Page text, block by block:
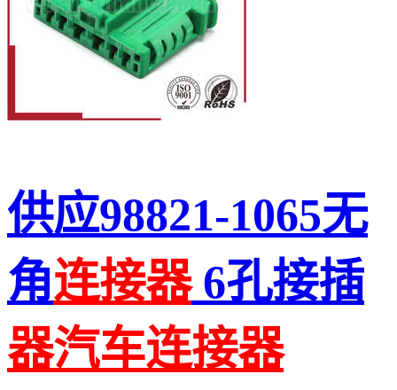
供应98821-1065无
角连接器6孔接插
器汽车连接器